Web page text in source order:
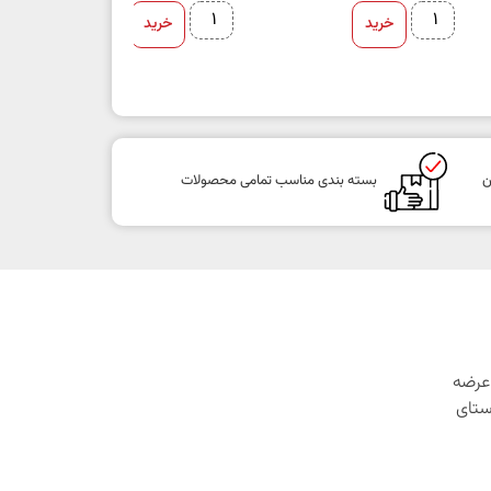
خرید خرید
بسته بندی مناسب تمامی محصولات
با هدف عرضه